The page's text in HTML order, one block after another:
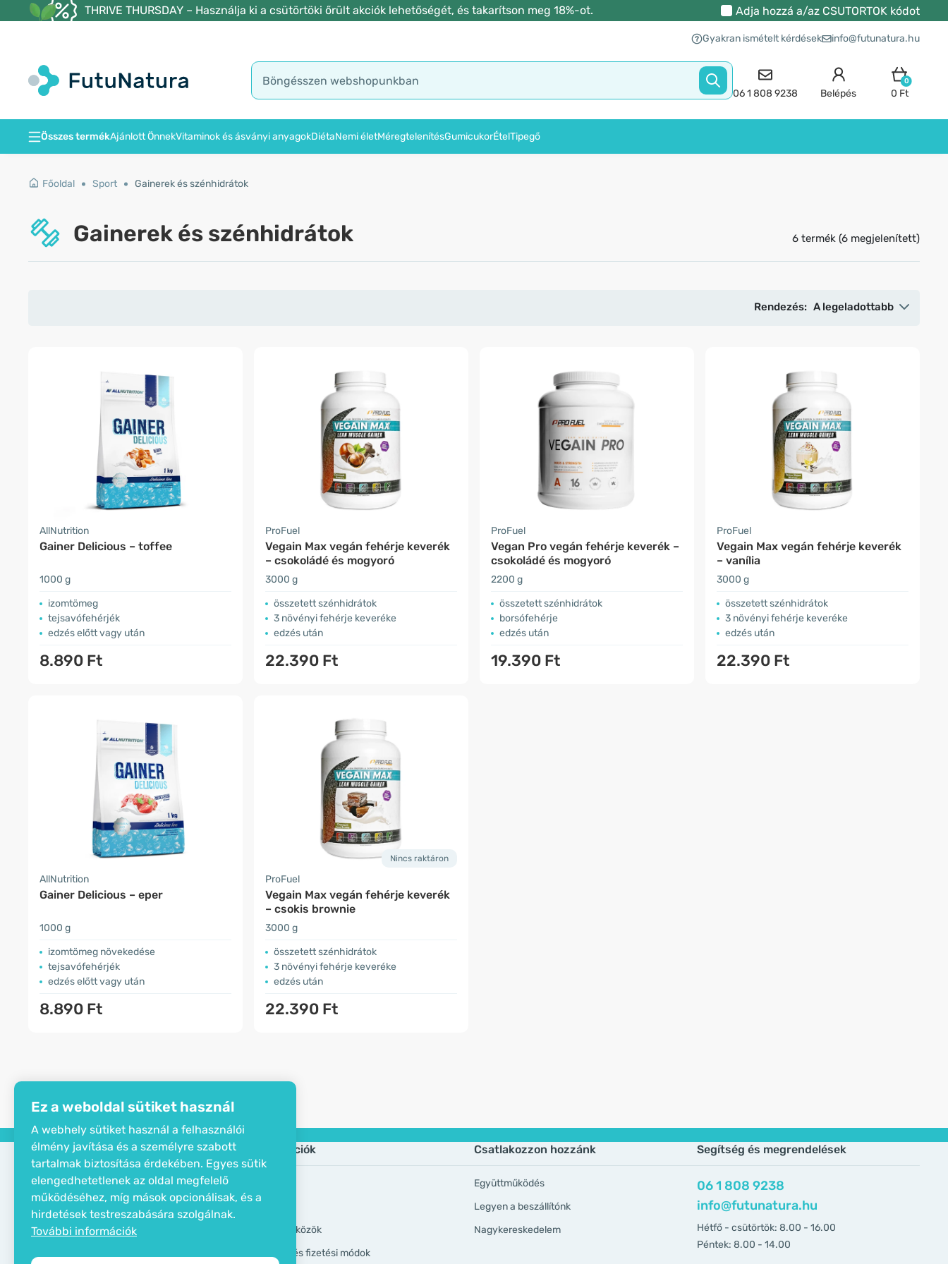
Ez a weboldal sütiket használ
A webhely sütiket használ a felhasználói
élmény javítása és a személyre szabott
tartalmak biztosítása érdekében. Egyes sütik
elengedhetetlenek az oldal megfelelő
működéséhez, míg mások opcionálisak, és a
hirdetések testreszabására szolgálnak.
További információk
THRIVE THURSDAY – Használja ki a csütörtöki őrült akciók lehetőségét, és takarítson meg 18%-ot. Adja hozzá a/az CSUTORTOKkódot
Gyakran ismételt kérdések info@futunatura.hu
06 1 808 9238 Belépés
0
0 Ft
Összes termékAjánlott ÖnnekVitaminok és ásványi anyagokDiétaNemi életMéregtelenítésGumicukorÉtelTipegő
Főoldal Sport Gainerek és szénhidrátok
Gainerek és szénhidrátok 6 termék (6 megjelenített)
Rendezés: A legeladottabb
AllNutrition
Gainer Delicious – toffee
1000 g
izomtömeg
tejsavófehérjék
edzés előtt vagy után
8.890 Ft
ProFuel
Vegain Max vegán fehérje keverék
– csokoládé és mogyoró
3000 g
összetett szénhidrátok
3 növényi fehérje keveréke
edzés után
22.390 Ft
ProFuel
Vegan Pro vegán fehérje keverék –
csokoládé és mogyoró
2200 g
összetett szénhidrátok
borsófehérje
edzés után
19.390 Ft
ProFuel
Vegain Max vegán fehérje keverék
– vanília
3000 g
összetett szénhidrátok
3 növényi fehérje keveréke
edzés után
22.390 Ft
AllNutrition
Gainer Delicious – eper
1000 g
izomtömeg növekedése
tejsavófehérjék
edzés előtt vagy után
8.890 Ft
Nincs raktáron
ProFuel
Vegain Max vegán fehérje keverék
– csokis brownie
3000 g
összetett szénhidrátok
3 növényi fehérje keveréke
edzés után
22.390 Ft
Cég
Öko tanusítvány
Rólunk
Információk
GDPR eszközök
Szállítási és fizetési módok
Csatlakozzon hozzánk
Együttműködés
Legyen a beszállítónk
Nagykereskedelem
Segítség és megrendelések
06 1 808 9238
info@futunatura.hu
Hétfő - csütörtök: 8.00 - 16.00
Péntek: 8.00 - 14.00